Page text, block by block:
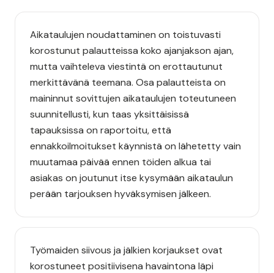
Aikataulujen noudattaminen on toistuvasti
korostunut palautteissa koko ajanjakson ajan,
mutta vaihteleva viestintä on erottautunut
merkittävänä teemana. Osa palautteista on
maininnut sovittujen aikataulujen toteutuneen
suunnitellusti, kun taas yksittäisissä
tapauksissa on raportoitu, että
ennakkoilmoitukset käynnistä on lähetetty vain
muutamaa päivää ennen töiden alkua tai
asiakas on joutunut itse kysymään aikataulun
perään tarjouksen hyväksymisen jälkeen.
Työmaiden siivous ja jälkien korjaukset ovat
korostuneet positiivisena havaintona läpi